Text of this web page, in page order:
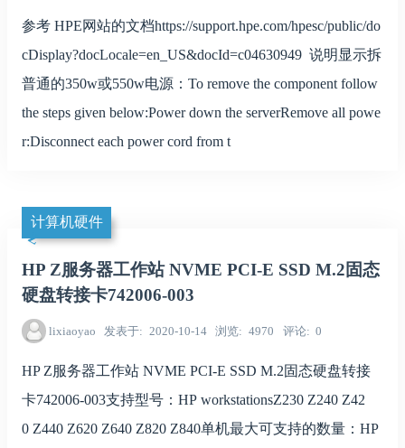
参考 HPE网站的文档https://support.hpe.com/hpesc/public/do
cDisplay?docLocale=en_US&docId=c04630949 说明显示拆
普通的350w或550w电源：To remove the component follow
the steps given below:Power down the serverRemove all powe
r:Disconnect each power cord from t
计算机硬件
HP Z服务器工作站 NVME PCI-E SSD M.2固态
硬盘转接卡742006-003
lixiaoyao 发表于 2020-10-14 浏览 4970 评论 0
HP Z服务器工作站 NVME PCI-E SSD M.2固态硬盘转接
卡742006-003支持型号：HP workstationsZ230 Z240 Z42
0 Z440 Z620 Z640 Z820 Z840单机最大可支持的数量：HP